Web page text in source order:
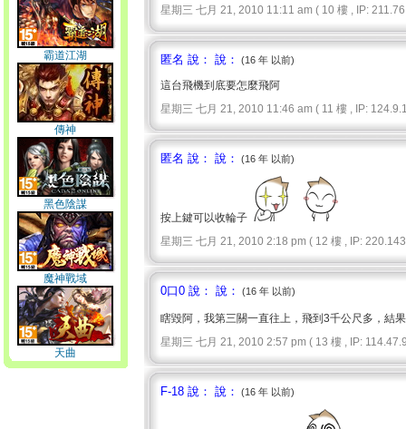
霸道江湖
傳神
黑色陰謀
魔神戰域
天曲
星期三 七月 21, 2010 11:11 am ( 10 樓 , IP:
匿名 說： 說： (16 年 以前)
這台飛機到底要怎麼飛阿
星期三 七月 21, 2010 11:46 am ( 11 樓 , IP:
匿名 說： 說： (16 年 以前)
按上鍵可以收輪子
星期三 七月 21, 2010 2:18 pm ( 12 樓 , IP:
0口0 說： 說： (16 年 以前)
瞎毀阿，我第三關一直往上，飛到3千公尺多，結
星期三 七月 21, 2010 2:57 pm ( 13 樓 , IP:
F-18 說： 說： (16 年 以前)